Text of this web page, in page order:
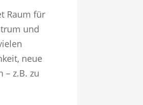
Raum für
und
neue
z.B. zu